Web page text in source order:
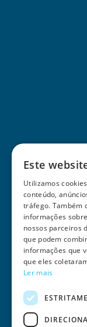
Este
Utilizamos
conteúdo,
tráfego. Também
informações
nossos parceiros
que podem
informações que
que eles
Ler mais